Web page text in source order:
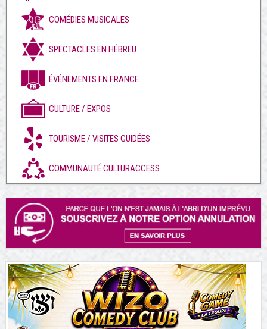
COMÉDIES MUSICALES
SPECTACLES EN HÉBREU
ÉVÉNEMENTS EN FRANCE
CULTURE / EXPOS
TOURISME / VISITES GUIDÉES
COMMUNAUTÉ CULTURACCESS